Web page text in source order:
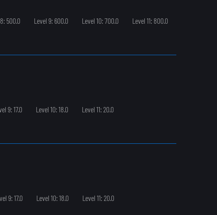
500.0 Level 9: 600.0 Level 10: 700.0
Level 11: 800.0
9: 17.0 Level 10: 18.0
Level 11: 20.0
9: 17.0 Level 10: 18.0
Level 11: 20.0